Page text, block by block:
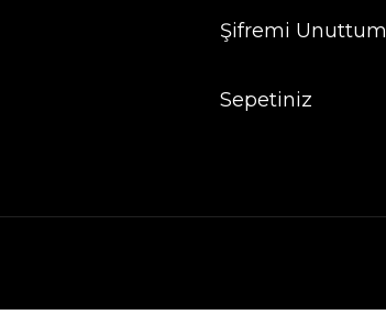
Şifremi Unuttum
Sepetiniz